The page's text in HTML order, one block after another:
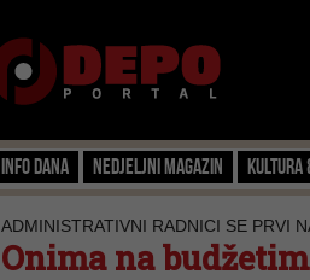
Info dana Nedjeljni magazin Kultura
ADMINISTRATIVNI RADNICI SE PRVI
Onima na